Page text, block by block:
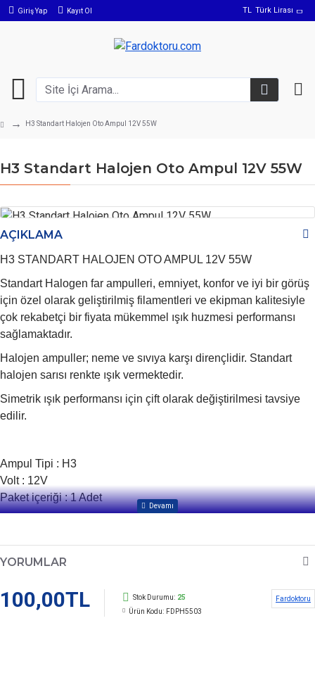
Giriş Yap Kayıt Ol TL Türk Lirası
H3 Standart Halojen Oto Ampul 12V 55W
H3 Standart Halojen Oto Ampul 12V 55W
AÇIKLAMA
H3 STANDART HALOJEN OTO AMPUL 12V 55W
Standart Halogen far ampulleri, emniyet, konfor ve iyi bir görüş
için özel olarak geliştirilmiş filamentleri ve ekipman kalitesiyle
çok rekabetçi bir fiyata mükemmel ışık huzmesi performansı
sağlamaktadır.
Halojen ampuller; neme ve sıvıya karşı dirençlidir. Standart
halojen sarısı renkte ışık vermektedir.
Simetrik ışık performansı için çift olarak değiştirilmesi tavsiye
edilir.
Ampul Tipi : H3
Volt : 12V
Paket içeriği : 1 Adet
YORUMLAR
100,00TL Stok Durumu: 25
Ürün Kodu: FDPH5503
Fardoktoru